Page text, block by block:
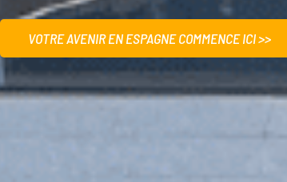
VOTRE AVENIR EN ESPAGNE COMMENCE ICI >>